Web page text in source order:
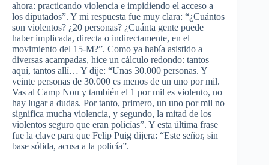
ahora: practicando violencia e impidiendo el acceso a
los diputados”. Y mi respuesta fue muy clara: “¿Cuántos
son violentos? ¿20 personas? ¿Cuánta gente puede
haber implicada, directa o indirectamente, en el
movimiento del 15-M?”. Como ya había asistido a
diversas acampadas, hice un cálculo redondo: tantos
aquí, tantos allí… Y dije: “Unas 30.000 personas. Y
veinte personas de 30.000 es menos de un uno por mil.
Vas al Camp Nou y también el 1 por mil es violento, no
hay lugar a dudas. Por tanto, primero, un uno por mil no
significa mucha violencia, y segundo, la mitad de los
violentos seguro que eran policías”. Y esta última frase
fue la clave para que Felip Puig dijera: “Este señor, sin
base sólida, acusa a la policía”.